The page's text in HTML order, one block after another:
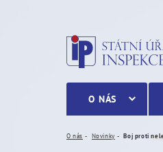
Boj proti
O NÁS
O nás Novinky